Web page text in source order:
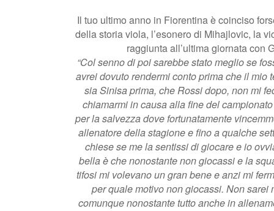
Il tuo ultimo anno in Fiorentina è coinciso
della storia viola, l’esonero di Mihajlovic, la
raggiunta all’ultima giornata con
“Col senno di poi sarebbe stato meglio se
avrei dovuto rendermi conto prima che il mio
sia Sinisa prima, che Rossi dopo, non mi
chiamarmi in causa alla fine del
per la salvezza dove fortunatamente
allenatore della stagione e fino a qualche
chiese se me la sentissi di giocare e io
bella è che nonostante non giocassi e la
tifosi mi volevano un gran bene e anzi mi
per quale motivo non giocassi. Non sarei
comunque nonostante tutto anche in